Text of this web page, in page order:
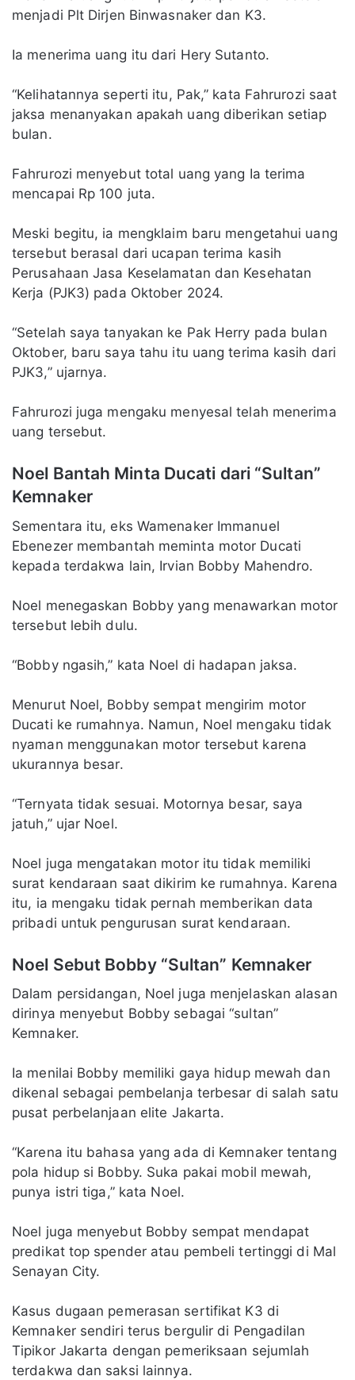
menjadi Plt Dirjen Binwasnaker dan K3.
Ia menerima uang itu dari Hery Sutanto.
“Kelihatannya seperti itu, Pak,” kata Fahrurozi saat
jaksa menanyakan apakah uang diberikan setiap
bulan.
Fahrurozi menyebut total uang yang Ia terima
mencapai Rp 100 juta.
Meski begitu, ia mengklaim baru mengetahui uang
tersebut berasal dari ucapan terima kasih
Perusahaan Jasa Keselamatan dan Kesehatan
Kerja (PJK3) pada Oktober 2024.
“Setelah saya tanyakan ke Pak Herry pada bulan
Oktober, baru saya tahu itu uang terima kasih dari
PJK3,” ujarnya.
Fahrurozi juga mengaku menyesal telah menerima
uang tersebut.
Noel Bantah Minta Ducati dari “Sultan”
Kemnaker
Sementara itu, eks Wamenaker Immanuel
Ebenezer membantah meminta motor Ducati
kepada terdakwa lain, Irvian Bobby Mahendro.
Noel menegaskan Bobby yang menawarkan motor
tersebut lebih dulu.
“Bobby ngasih,” kata Noel di hadapan jaksa.
Menurut Noel, Bobby sempat mengirim motor
Ducati ke rumahnya. Namun, Noel mengaku tidak
nyaman menggunakan motor tersebut karena
ukurannya besar.
“Ternyata tidak sesuai. Motornya besar, saya
jatuh,” ujar Noel.
Noel juga mengatakan motor itu tidak memiliki
surat kendaraan saat dikirim ke rumahnya. Karena
itu, ia mengaku tidak pernah memberikan data
pribadi untuk pengurusan surat kendaraan.
Noel Sebut Bobby “Sultan” Kemnaker
Dalam persidangan, Noel juga menjelaskan alasan
dirinya menyebut Bobby sebagai “sultan”
Kemnaker.
Ia menilai Bobby memiliki gaya hidup mewah dan
dikenal sebagai pembelanja terbesar di salah satu
pusat perbelanjaan elite Jakarta.
“Karena itu bahasa yang ada di Kemnaker tentang
pola hidup si Bobby. Suka pakai mobil mewah,
punya istri tiga,” kata Noel.
Noel juga menyebut Bobby sempat mendapat
predikat top spender atau pembeli tertinggi di Mal
Senayan City.
Kasus dugaan pemerasan sertifikat K3 di
Kemnaker sendiri terus bergulir di Pengadilan
Tipikor Jakarta dengan pemeriksaan sejumlah
terdakwa dan saksi lainnya.